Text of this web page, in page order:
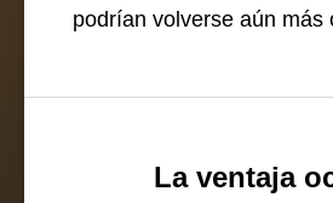
podrían volverse aún más
La ventaja